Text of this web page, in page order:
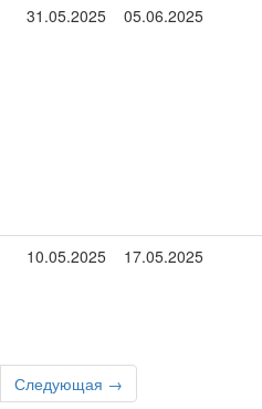
31.05.2025 05.06.2025
10.05.2025 17.05.2025
Следующая →